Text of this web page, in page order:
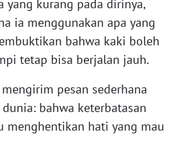
yang kurang pada dirinya,
ia menggunakan apa yang
bahwa kaki boleh
tetap bisa berjalan jauh.
pesan sederhana
bahwa keterbatasan
menghentikan hati yang mau